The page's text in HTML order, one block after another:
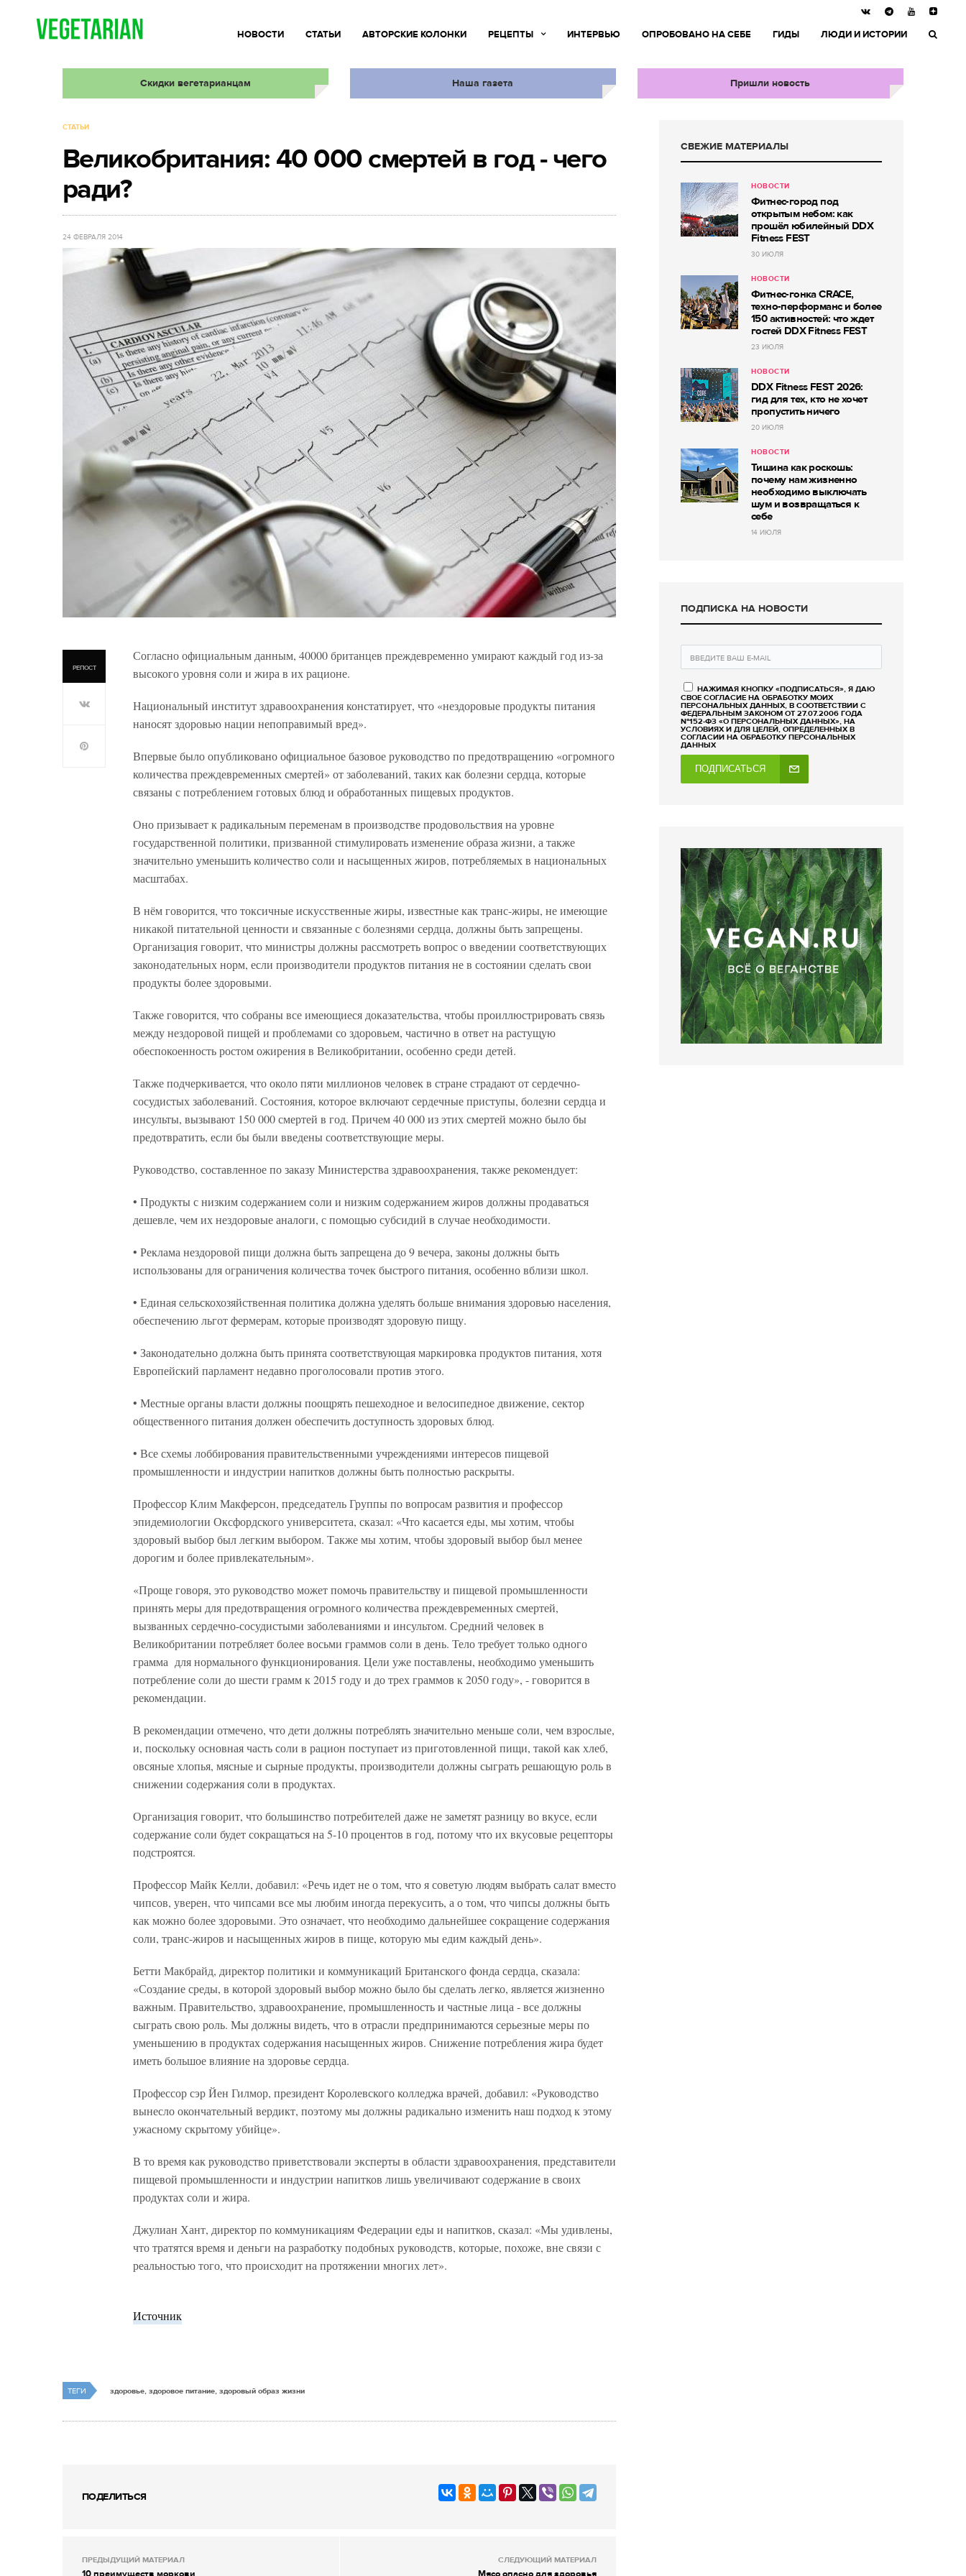
НОВОСТИ СТАТЬИ АВТОРСКИЕ КОЛОНКИ РЕЦЕПТЫ ИНТЕРВЬЮ ОПРОБОВАНО НА СЕБЕ ГИДЫ ЛЮДИ И ИСТОРИИ
Скидки вегетарианцам Наша газета Пришли новость
СТАТЬИ
Великобритания: 40 000 смертей в год - чего
ради?
24 ФЕВРАЛЯ 2014
РЕПОСТ
Согласно официальным данным, 40000 британцев преждевременно умирают каждый год из-за
высокого уровня соли и жира в их рационе.
Национальный институт здравоохранения констатирует, что «нездоровые продукты питания
наносят здоровью нации непоправимый вред».
Впервые было опубликовано официальное базовое руководство по предотвращению «огромного
количества преждевременных смертей» от заболеваний, таких как болезни сердца, которые
связаны с потреблением готовых блюд и обработанных пищевых продуктов.
Оно призывает к радикальным переменам в производстве продовольствия на уровне
государственной политики, призванной стимулировать изменение образа жизни, а также
значительно уменьшить количество соли и насыщенных жиров, потребляемых в национальных
масштабах.
В нём говорится, что токсичные искусственные жиры, известные как транс-жиры, не имеющие
никакой питательной ценности и связанные с болезнями сердца, должны быть запрещены.
Организация говорит, что министры должны рассмотреть вопрос о введении соответствующих
законодательных норм, если производители продуктов питания не в состоянии сделать свои
продукты более здоровыми.
Также говорится, что собраны все имеющиеся доказательства, чтобы проиллюстрировать связь
между нездоровой пищей и проблемами со здоровьем, частично в ответ на растущую
обеспокоенность ростом ожирения в Великобритании, особенно среди детей.
Также подчеркивается, что около пяти миллионов человек в стране страдают от сердечно-
сосудистых заболеваний. Состояния, которое включают сердечные приступы, болезни сердца и
инсульты, вызывают 150 000 смертей в год. Причем 40 000 из этих смертей можно было бы
предотвратить, если бы были введены соответствующие меры.
Руководство, составленное по заказу Министерства здравоохранения, также рекомендует:
• Продукты с низким содержанием соли и низким содержанием жиров должны продаваться
дешевле, чем их нездоровые аналоги, с помощью субсидий в случае необходимости.
• Реклама нездоровой пищи должна быть запрещена до 9 вечера, законы должны быть
использованы для ограничения количества точек быстрого питания, особенно вблизи школ.
• Единая сельскохозяйственная политика должна уделять больше внимания здоровью населения,
обеспечению льгот фермерам, которые производят здоровую пищу.
• Законодательно должна быть принята соответствующая маркировка продуктов питания, хотя
Европейский парламент недавно проголосовали против этого.
• Местные органы власти должны поощрять пешеходное и велосипедное движение, сектор
общественного питания должен обеспечить доступность здоровых блюд.
• Все схемы лоббирования правительственными учреждениями интересов пищевой
промышленности и индустрии напитков должны быть полностью раскрыты.
Профессор Клим Макферсон, председатель Группы по вопросам развития и профессор
эпидемиологии Оксфордского университета, сказал: «Что касается еды, мы хотим, чтобы
здоровый выбор был легким выбором. Также мы хотим, чтобы здоровый выбор был менее
дорогим и более привлекательным».
«Проще говоря, это руководство может помочь правительству и пищевой промышленности
принять меры для предотвращения огромного количества преждевременных смертей,
вызванных сердечно-сосудистыми заболеваниями и инсультом. Средний человек в
Великобритании потребляет более восьми граммов соли в день. Тело требует только одного
грамма для нормального функционирования. Цели уже поставлены, необходимо уменьшить
потребление соли до шести грамм к 2015 году и до трех граммов к 2050 году», - говорится в
рекомендации.
В рекомендации отмечено, что дети должны потреблять значительно меньше соли, чем взрослые,
и, поскольку основная часть соли в рацион поступает из приготовленной пищи, такой как хлеб,
овсяные хлопья, мясные и сырные продукты, производители должны сыграть решающую роль в
снижении содержания соли в продуктах.
Организация говорит, что большинство потребителей даже не заметят разницу во вкусе, если
содержание соли будет сокращаться на 5-10 процентов в год, потому что их вкусовые рецепторы
подстроятся.
Профессор Майк Келли, добавил: «Речь идет не о том, что я советую людям выбрать салат вместо
чипсов, уверен, что чипсами все мы любим иногда перекусить, а о том, что чипсы должны быть
как можно более здоровыми. Это означает, что необходимо дальнейшее сокращение содержания
соли, транс-жиров и насыщенных жиров в пище, которую мы едим каждый день».
Бетти Макбрайд, директор политики и коммуникаций Британского фонда сердца, сказала:
«Создание среды, в которой здоровый выбор можно было бы сделать легко, является жизненно
важным. Правительство, здравоохранение, промышленность и частные лица - все должны
сыграть свою роль. Мы должны видеть, что в отрасли предпринимаются серьезные меры по
уменьшению в продуктах содержания насыщенных жиров. Снижение потребления жира будет
иметь большое влияние на здоровье сердца.
Профессор сэр Йен Гилмор, президент Королевского колледжа врачей, добавил: «Руководство
вынесло окончательный вердикт, поэтому мы должны радикально изменить наш подход к этому
ужасному скрытому убийце».
В то время как руководство приветствовали эксперты в области здравоохранения, представители
пищевой промышленности и индустрии напитков лишь увеличивают содержание в своих
продуктах соли и жира.
Джулиан Хант, директор по коммуникациям Федерации еды и напитков, сказал: «Мы удивлены,
что тратятся время и деньги на разработку подобных руководств, которые, похоже, вне связи с
реальностью того, что происходит на протяжении многих лет».
Источник
ТЕГИ здоровье, здоровое питание, здоровый образ жизни
ПОДЕЛИТЬСЯ
ПРЕДЫДУЩИЙ МАТЕРИАЛ СЛЕДУЮЩИЙ МАТЕРИАЛ
СВЕЖИЕ МАТЕРИАЛЫ
НОВОСТИ
Фитнес-город под
открытым небом: как
прошёл юбилейный DDX
Fitness FEST
30 ИЮЛЯ
НОВОСТИ
Фитнес-гонка CRACE,
техно-перформанс и более
150 активностей: что ждет
гостей DDX Fitness FEST
23 ИЮЛЯ
НОВОСТИ
DDX Fitness FEST 2026:
гид для тех, кто не хочет
пропустить ничего
20 ИЮЛЯ
НОВОСТИ
Тишина как роскошь:
почему нам жизненно
необходимо выключать
шум и возвращаться к
себе
14 ИЮЛЯ
ПОДПИСКА НА НОВОСТИ
НАЖИМАЯ КНОПКУ «ПОДПИСАТЬСЯ», Я ДАЮ
СВОЕ СОГЛАСИЕ НА ОБРАБОТКУ МОИХ
ПЕРСОНАЛЬНЫХ ДАННЫХ, В СООТВЕТСТВИИ С
ФЕДЕРАЛЬНЫМ ЗАКОНОМ ОТ 27.07.2006 ГОДА
№152-ФЗ «О ПЕРСОНАЛЬНЫХ ДАННЫХ», НА
УСЛОВИЯХ И ДЛЯ ЦЕЛЕЙ, ОПРЕДЕЛЕННЫХ В
СОГЛАСИИ НА ОБРАБОТКУ ПЕРСОНАЛЬНЫХ
ДАННЫХ
ПОДПИСАТЬСЯ